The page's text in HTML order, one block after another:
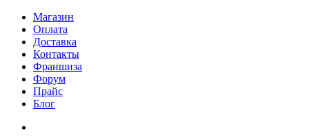
Магазин
Оплата
Доставка
Контакты
Франшиза
Форум
Прайс
Блог